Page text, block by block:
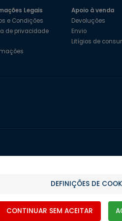
Legais
e Condições
de privacidade
Apoio à venda
Devoluções
Envio
Litígios de
DEFINIÇÕES DE
CONTINUAR SEM ACEITAR